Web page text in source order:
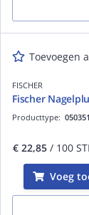
Toevoegen
FISCHER
Fischer
Producttype: 050351
€ 22,85 / 100
Voeg